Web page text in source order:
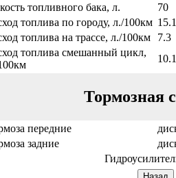
топливного бака, л.
70
топлива по городу, л./100км 15.1
топлива на трассе, л./100км
7.3
топлива смешанный цикл,
10.1
Тормозная
передние
задние